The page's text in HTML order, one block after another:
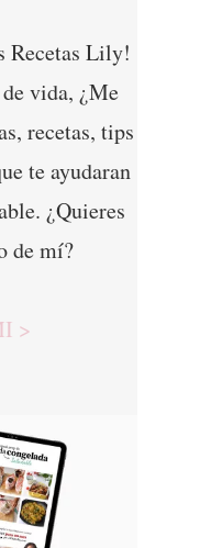
Recetas Lily!
vida, ¿Me
recetas, tips
te ayudaran
¿Quieres
de mí?
>